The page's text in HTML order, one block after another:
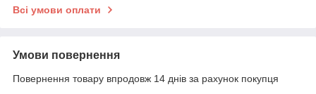
Всі умови оплати
Умови повернення
Повернення товару впродовж 14 днів за рахунок покупця